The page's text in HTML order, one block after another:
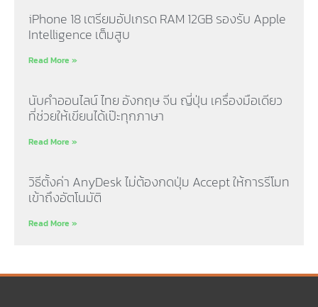
iPhone 18 เตรียมอัปเกรด RAM 12GB รองรับ Apple
Intelligence เต็มสูบ
Read More »
นับคำออนไลน์ ไทย อังกฤษ จีน ญี่ปุ่น เครื่องมือเดียว
ที่ช่วยให้เขียนได้เป๊ะทุกภาษา
Read More »
วิธีตั้งค่า AnyDesk ไม่ต้องกดปุ่ม Accept ให้การรีโมท
เข้าถึงอัตโนมัติ
Read More »